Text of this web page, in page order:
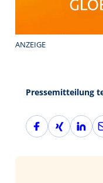
ANZEIGE
Pressemitteilung
F
a
X
i
L
i
E
-